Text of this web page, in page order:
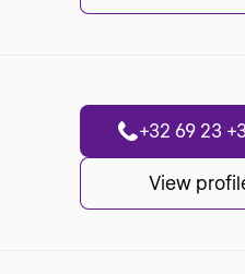
+32 69 23
View